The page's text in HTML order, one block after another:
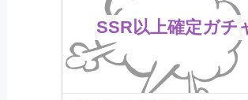
SSR以上確定ガチ